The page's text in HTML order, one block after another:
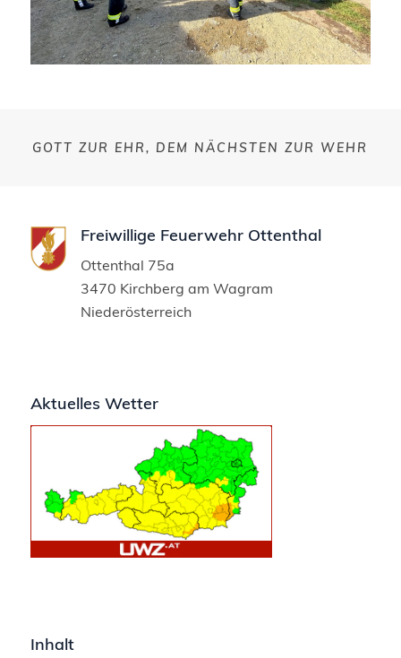
GOTT ZUR EHR, DEM NÄCHSTEN ZUR WEHR
Freiwillige Feuerwehr Ottenthal
Ottenthal 75a
3470 Kirchberg am Wagram
Niederösterreich
Aktuelles Wetter
Inhalt